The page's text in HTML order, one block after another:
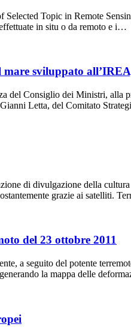
Topic in Remote
in situ o da remoto e i…
sviluppato
del Consiglio dei Ministri, alla
Letta, del Comitato
di divulgazione della
grazie ai satelliti.
del 23 ottobre 2011
a seguito del potente
la mappa delle